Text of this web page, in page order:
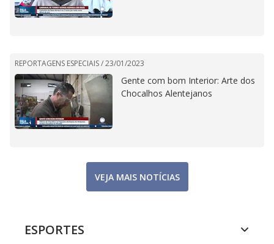
REPORTAGENS ESPECIAIS /23/01/2023
Gente com bom Interior: Arte dos
Chocalhos Alentejanos
VEJA MAIS NOTÍCIAS
ESPORTES